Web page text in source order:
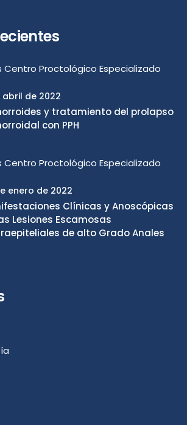
abril de 2022
y tratamiento del prolapso
con PPH
enero de 2022
Clínicas y Anoscópicas
Lesiones Escamosas
de alto Grado Anales